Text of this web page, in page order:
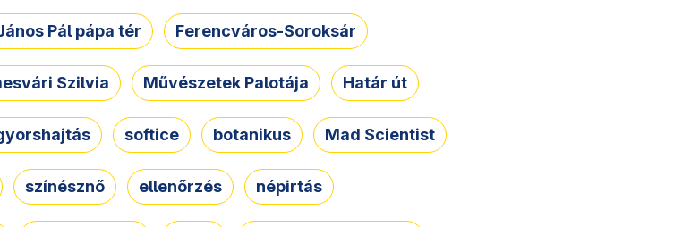
Pál pápa tér Ferencváros-Soroksár
Szilvia Művészetek Palotája Határ út
softice botanikus Mad Scientist
színésznő ellenőrzés népirtás